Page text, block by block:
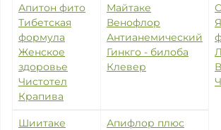
Апитон фито
Тибетская
формула
Женское
здоровье
Чистотел
Крапива
Майтаке
Венофлор
Антианемический
Гинкго - билоба
Клевер
Шиитаке
Апифлор плюс